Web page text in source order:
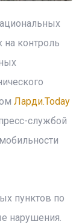
на контроль
Ларди.Today
службой
пунктов по
нарушения.